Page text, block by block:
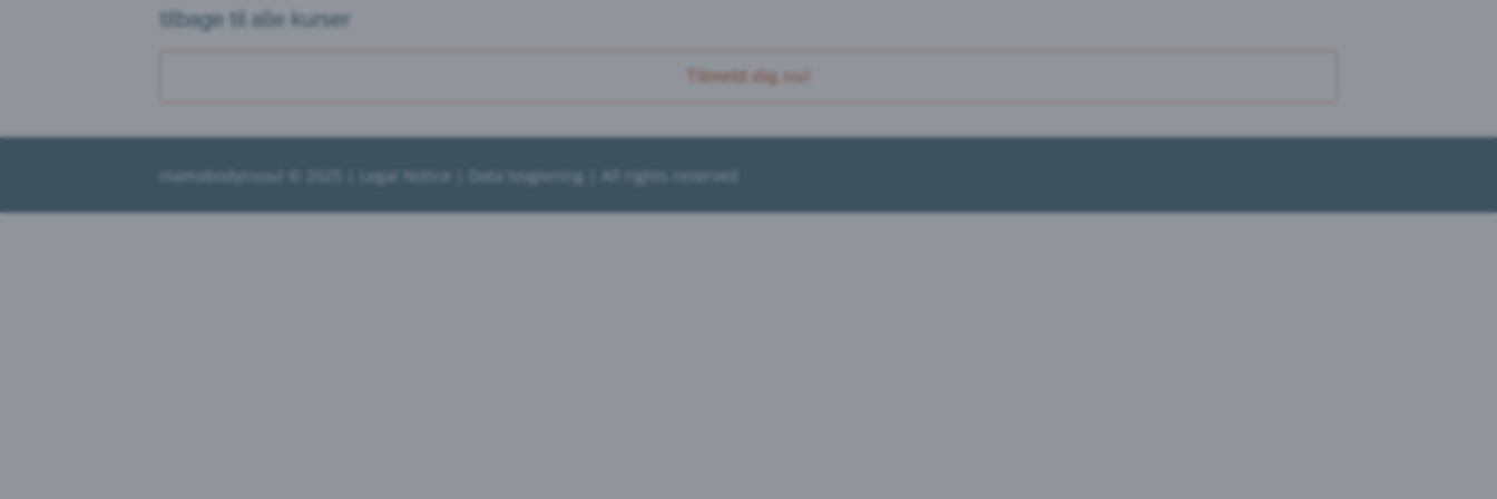
tilbage til alle kurser
Tilmeld dig nu!
mamabodynsoul Legal Notice Data lovgivning | All rights reserved